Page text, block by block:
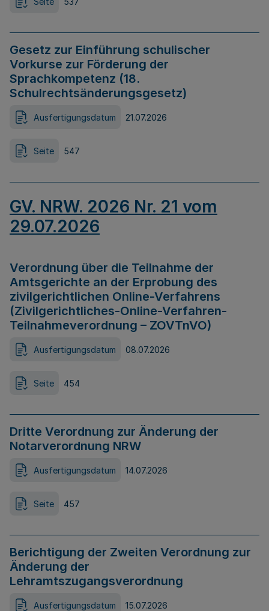
Gesetz zur Einführung schulischer
Vorkurse zur Förderung der
Sprachkompetenz (18.
Schulrechtsänderungsgesetz)
Ausfertigungsdatum 21.07.2026
Seite 547
GV. NRW. 2026 Nr. 21 vom
29.07.2026
Verordnung über die Teilnahme der
Amtsgerichte an der Erprobung des
zivilgerichtlichen Online-Verfahrens
(Zivilgerichtliches-Online-Verfahren-
Teilnahmeverordnung – ZOVTnVO)
Ausfertigungsdatum 08.07.2026
Seite 454
Dritte Verordnung zur Änderung der
Notarverordnung NRW
Ausfertigungsdatum 14.07.2026
Seite 457
Berichtigung der Zweiten Verordnung zur
Änderung der
Lehramtszugangsverordnung
Ausfertigungsdatum 15.07.2026